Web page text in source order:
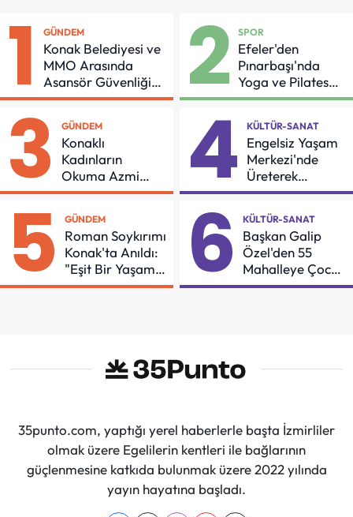
1 GÜNDEM
Konak Belediyesi ve
MMO Arasında
Asansör Güvenliği
İçin Önemli Protokol
2 SPOR
Efeler'den
Pınarbaşı'nda
Yoga ve Pilates
Buluşması
3 GÜNDEM
Konaklı
Kadınların
Okuma Azmi
Örnek Oldu
4 KÜLTÜR-SANAT
Engelsiz Yaşam
Merkezi'nde
Üreterek
Güçleniyorlar
5 GÜNDEM
Roman Soykırımı
Konak'ta Anıldı:
"Eşit Bir Yaşam
İçin Mücadeleyi
6 KÜLTÜR-SANAT
Başkan Galip
Özel'den 55
Mahalleye Çocuk
Şenliği
35punto.com, yaptığı yerel haberlerle başta İzmirliler
olmak üzere Egelilerin kentleri ile bağlarının
güçlenmesine katkıda bulunmak üzere 2022 yılında
yayın hayatına başladı.